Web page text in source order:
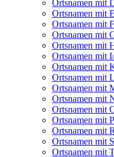
Ortsnamen mit
Ortsnamen mit E
Ortsnamen mit F
Ortsnamen mit
Ortsnamen mit
Ortsnamen mit
Ortsnamen mit
Ortsnamen mit L
Ortsnamen mit
Ortsnamen mit
Ortsnamen mit
Ortsnamen mit P
Ortsnamen mit R
Ortsnamen mit S
Ortsnamen mit